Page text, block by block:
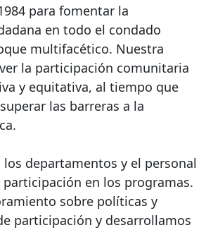
para fomentar la
en todo el condado
multifacético. Nuestra
la participación comunitaria
y equitativa, al tiempo que
las barreras a la
los departamentos y el personal
en los programas.
sobre políticas y
participación y desarrollamos